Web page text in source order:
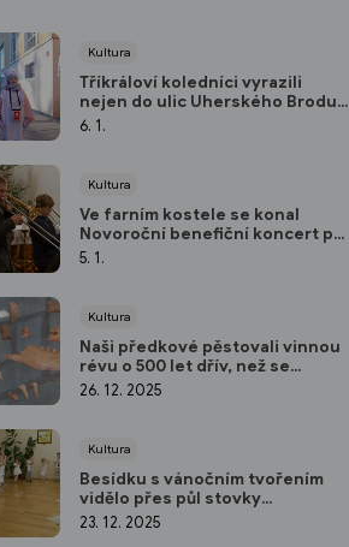
Kultura
Tříkráloví koledníci vyrazili
nejen do ulic Uherského Brodu,
ale i do okolních obcí
6. 1.
Kultura
Ve farním kostele se konal
Novoroční benefiční koncert pro
nemocnici
5. 1.
Kultura
Naši předkové pěstovali vinnou
révu o 500 let dřív, než se
předpokládalo
26. 12. 2025
Kultura
Besídku s vánočním tvořením
vidělo přes půl stovky
nadšených diváků
23. 12. 2025